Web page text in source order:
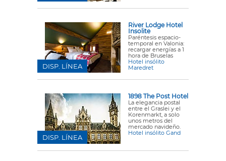
River Lodge Hotel
Insolite
Paréntesis espacio-
temporal en Valonia:
recargar energías a 1
hora de Bruselas
Hotel insólito
Maredret
DISP. LÍNEA
1898 The Post Hotel
La elegancia postal
entre el Graslei y el
Korenmarkt, a solo
unos metros del
mercado navideño.
Hotel insólito Gand
DISP. LÍNEA